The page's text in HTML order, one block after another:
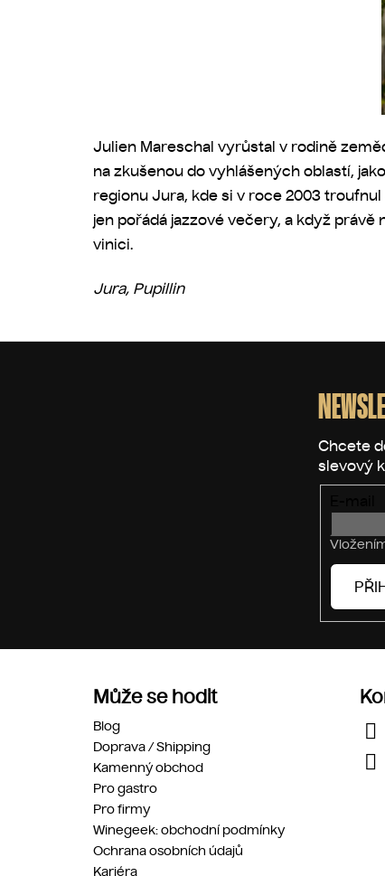
Julien Mareschal vyrůstal v rodině
na zkušenou do vyhlášených oblastí,
regionu Jura, kde si v roce 2003
jen pořádá jazzové večery, a když právě
vinici.
Jura, Pupillin
Může se hodit
Blog
Doprava / Shipping
Kamenný obchod
Pro gastro
Pro firmy
Winegeek: obchodní podmínky
Ochrana osobních údajů
Kariéra